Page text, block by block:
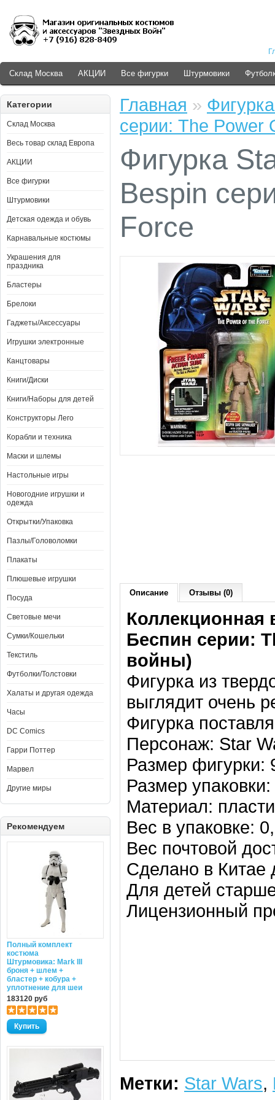
Склад Москва АКЦИИ Все фигурки Штурмовики
Категории
Склад Москва
Весь товар склад Европа
АКЦИИ
Все фигурки
Штурмовики
Детская одежда и обувь
Карнавальные костюмы
Украшения для
праздника
Бластеры
Брелоки
Гаджеты/Аксессуары
Игрушки электронные
Канцтовары
Книги/Диски
Книги/Наборы для детей
Конструкторы Лего
Корабли и техника
Маски и шлемы
Настольные игры
Новогодние игрушки и
одежда
Открытки/Упаковка
Пазлы/Головоломки
Плакаты
Плюшевые игрушки
Посуда
Световые мечи
Сумки/Кошельки
Текстиль
Футболки/Толстовки
Халаты и другая одежда
Часы
DC Comics
Гарри Поттер
Марвел
Другие миры
Рекомендуем
Полный комплект
костюма
Штурмовика: Mark III
броня + шлем +
бластер + кобура +
уплотнение для шеи
183120 руб
Главная »
серии: The Power
Фигурка
Bespin
Force
Описание Отзывы (0)
Коллекционная
Беспин серии:
войны)
Фигурка из
выглядит очень
Фигурка
Персонаж: Star
Размер
Размер
Материал:
Вес в упаковке:
Вес почтовой
Сделано в
Для детей
Лицензионный
Метки: Star Wars,